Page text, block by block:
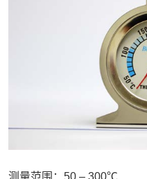
测量范围：50 – 300℃